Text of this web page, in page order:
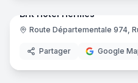
Brit Hotel Hermes
Partager Google